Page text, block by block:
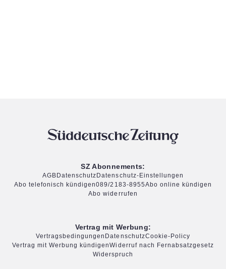
SZ Abonnements:
AGB Datenschutz Datenschutz-Einstellungen
Abo telefonisch kündigen089/2183-8955Abo online kündigen
Abo widerrufen
Vertrag mit Werbung:
Vertragsbedingungen DatenschutzCookie-Policy
Vertrag mit Werbung kündigenWiderruf nach Fernabsatzgesetz
Widerspruch